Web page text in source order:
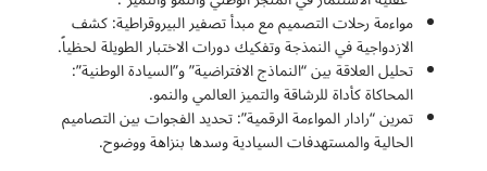
مواءمة رحلات التصميم مع مبدأ تصفير البيروقراطية: كشف
الازدواجية في النمذجة وتفكيك دورات الاختبار الطويلة لحظياً.
تحليل العلاقة بين “النماذج الافتراضية” و”السيادة الوطنية”:
المحاكاة كأداة للرشاقة والتميز العالمي والنمو.
تمرين “رادار المواءمة الرقمية”: تحديد الفجوات بين التصاميم
الحالية والمستهدفات السيادية وسدها بنزاهة ووضوح.